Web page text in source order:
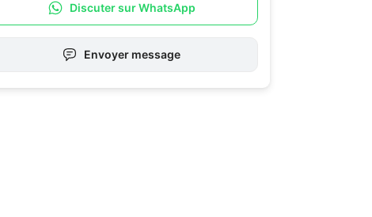
Discuter sur WhatsApp
Envoyer message